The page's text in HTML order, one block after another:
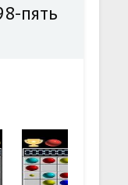
пять